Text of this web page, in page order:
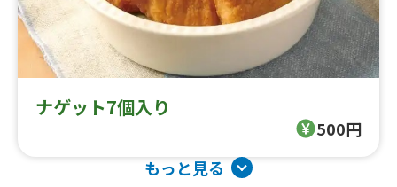
ナゲット7個入り
500円
もっと見る